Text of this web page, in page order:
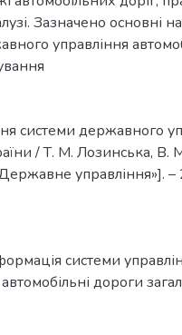
Зазначено основні
управління
системи державного
/ Т. М. Лозинська, В.
управління»].
системи
автомобільні дороги